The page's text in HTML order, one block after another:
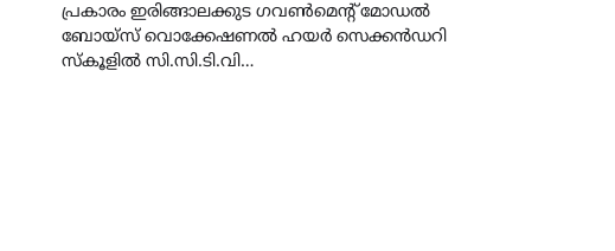
പ്രകാരം ഇരിങ്ങാലക്കുട ഗവൺമെന്റ് മോഡൽ
ബോയ്സ് വൊക്കേഷണൽ ഹയർ സെക്കൻഡറി
സ്കൂളിൽ സി.സി.ടി.വി…